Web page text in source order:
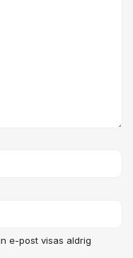
e-post visas aldrig